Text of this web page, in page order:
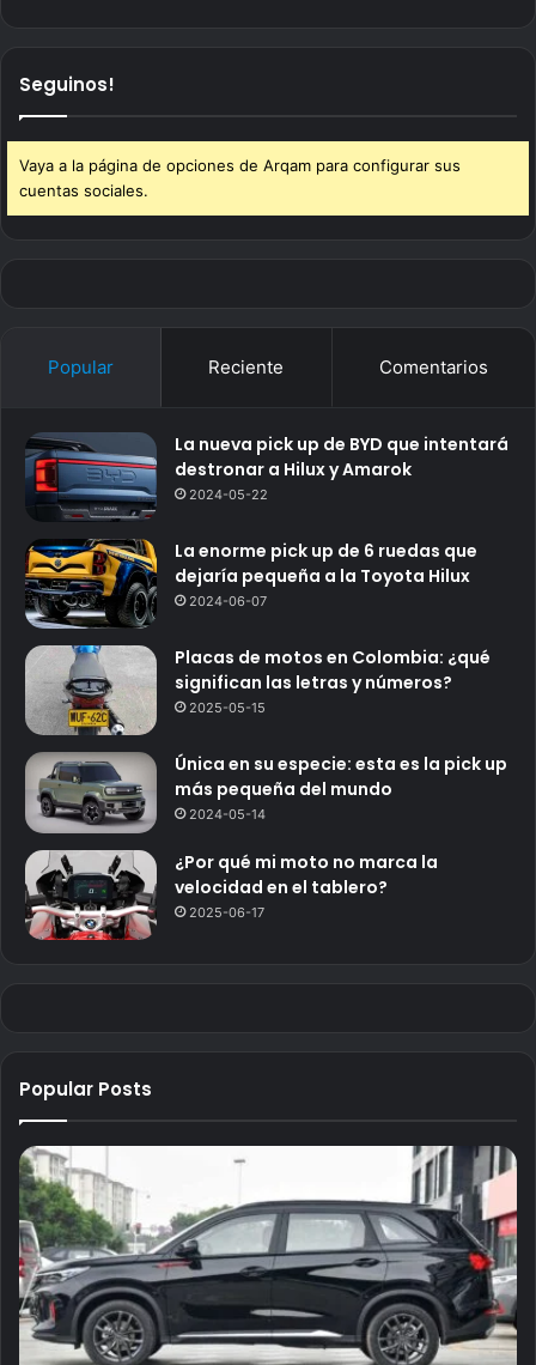
Seguinos!
Vaya a la página de opciones de Arqam para configurar sus
cuentas sociales.
Popular Reciente Comentarios
La nueva pick up de BYD que intentará
destronar a Hilux y Amarok
2024-05-22
La enorme pick up de 6 ruedas que
dejaría pequeña a la Toyota Hilux
2024-06-07
Placas de motos en Colombia: ¿qué
significan las letras y números?
2025-05-15
Única en su especie: esta es la pick up
más pequeña del mundo
2024-05-14
¿Por qué mi moto no marca la
velocidad en el tablero?
2025-06-17
Popular Posts